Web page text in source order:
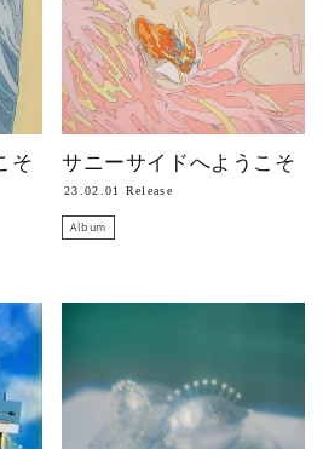
そ
サニーサイドへようこそ
23.02.01 Release
Album